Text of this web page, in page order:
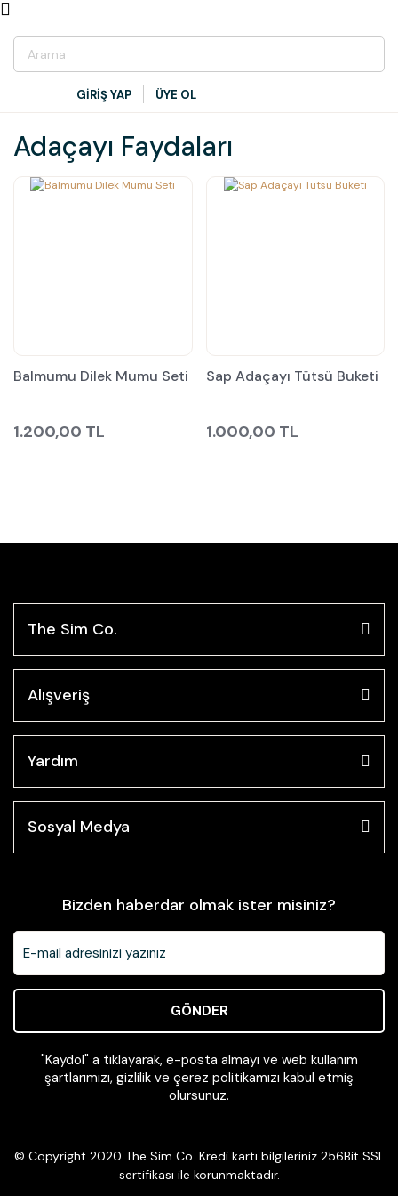
GİRİŞ YAP ÜYE OL
Adaçayı Faydaları
Balmumu Dilek Mumu Seti
1.200,00 TL
Sap Adaçayı Tütsü Buketi
1.000,00 TL
The Sim Co.
Alışveriş
Yardım
Sosyal Medya
Bizden haberdar olmak ister misiniz?
GÖNDER
"Kaydol" a tıklayarak, e-posta almayı ve web kullanım
şartlarımızı, gizlilik ve çerez politikamızı kabul etmiş
olursunuz.
© Copyright 2020 The Sim Co. Kredi kartı bilgileriniz 256Bit SSL
sertifikası ile korunmaktadır.